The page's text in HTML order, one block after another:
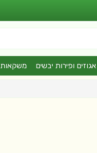
אגוזים ופירות יבשים משקאות